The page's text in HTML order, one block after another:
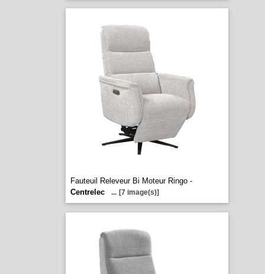
Fauteuil Releveur Bi Moteur Ringo -
Centrelec
... [7 image(s)]